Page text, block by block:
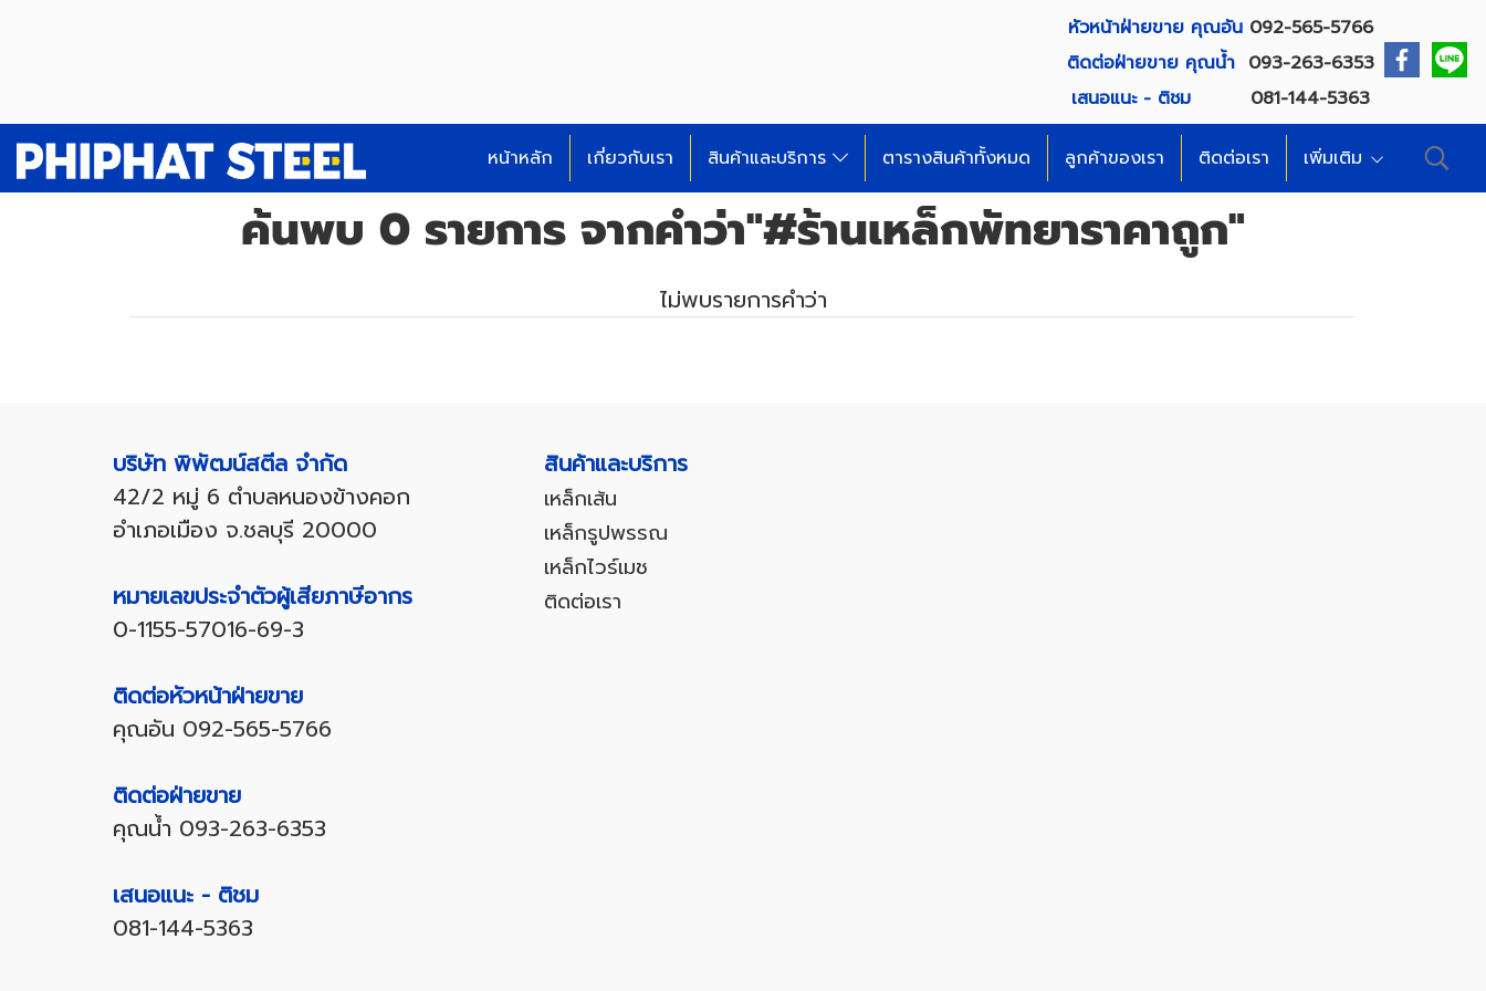
หัวหน้าฝ่ายขาย คุณอัน 092-565-5766
ติดต่อฝ่ายขาย คุณน้ำ 093-263-6353
เสนอแนะ - ติชม 081-144-5363
หน้าหลัก เกี่ยวกับเรา สินค้าและบริการ ตารางสินค้าทั้งหมด ลูกค้าของเรา ติดต่อเรา เพิ่มเติม
ค้นพบ 0 รายการ จากคำว่า"#ร้านเหล็กพัทยาราคาถูก"
ไม่พบรายการคำว่า
บริษัท พิพัฒน์สตีล จำกัด
42/2 หมู่ 6 ตำบลหนองข้างคอก
อำเภอเมือง จ.ชลบุรี 20000
หมายเลขประจำตัวผู้เสียภาษีอากร
0-1155-57016-69-3
ติดต่อหัวหน้าฝ่ายขาย
คุณอัน 092-565-5766
ติดต่อฝ่ายขาย
คุณน้ำ 093-263-6353
เสนอแนะ - ติชม
081-144-5363
สินค้าและบริการ
เหล็กเส้น
เหล็กรูปพรรณ
เหล็กไวร์เมช
ติดต่อเรา